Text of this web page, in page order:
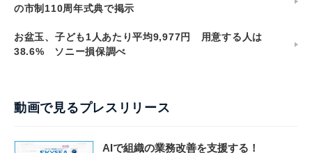
の市制110周年式典で掲示
お盆玉、子ども1人あたり平均9,977円 用意する人は
38.6% ソニー損保調べ
動画で見るプレスリリース
AIで組織の業務改善を支援する！